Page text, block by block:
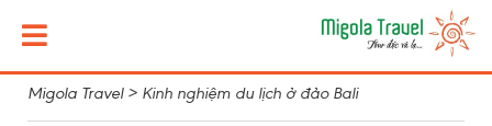
Migola Travel> Kinh nghiệm du lịch ở đảo Bali